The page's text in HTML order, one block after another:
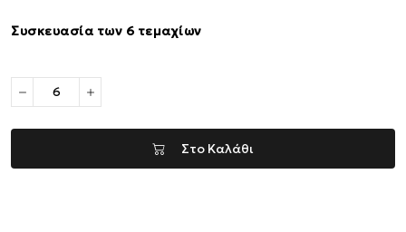
Συσκευασία των 6 τεμαχίων
Στο Καλάθι